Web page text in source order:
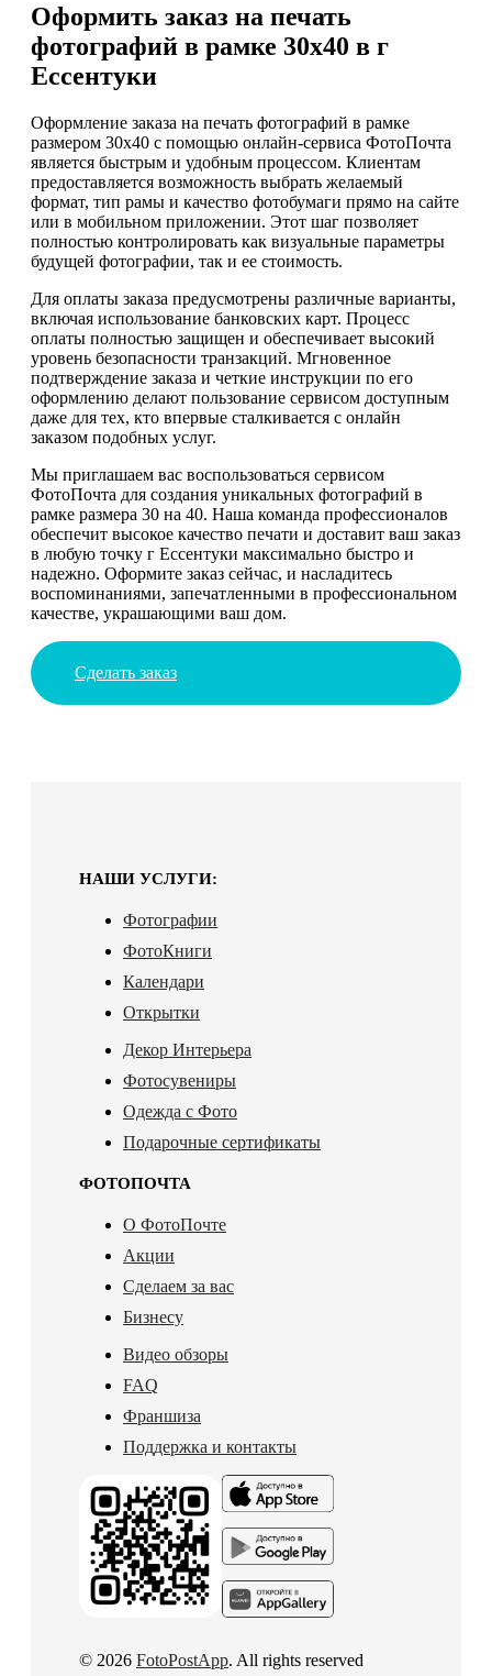
Оформить заказ на печать
фотографий в рамке 30х40 в г
Ессентуки
Оформление заказа на печать фотографий в рамке
размером 30х40 с помощью онлайн-сервиса ФотоПочта
является быстрым и удобным процессом. Клиентам
предоставляется возможность выбрать желаемый
формат, тип рамы и качество фотобумаги прямо на сайте
или в мобильном приложении. Этот шаг позволяет
полностью контролировать как визуальные параметры
будущей фотографии, так и ее стоимость.
Для оплаты заказа предусмотрены различные варианты,
включая использование банковских карт. Процесс
оплаты полностью защищен и обеспечивает высокий
уровень безопасности транзакций. Мгновенное
подтверждение заказа и четкие инструкции по его
оформлению делают пользование сервисом доступным
даже для тех, кто впервые сталкивается с онлайн
заказом подобных услуг.
Мы приглашаем вас воспользоваться сервисом
ФотоПочта для создания уникальных фотографий в
рамке размера 30 на 40. Наша команда профессионалов
обеспечит высокое качество печати и доставит ваш заказ
в любую точку г Ессентуки максимально быстро и
надежно. Оформите заказ сейчас, и насладитесь
воспоминаниями, запечатленными в профессиональном
качестве, украшающими ваш дом.
Сделать заказ
НАШИ УСЛУГИ:
Фотографии
ФотоКниги
Календари
Открытки
Декор Интерьера
Фотосувениры
Одежда с Фото
Подарочные сертификаты
ФОТОПОЧТА
О ФотоПочте
Акции
Сделаем за вас
Бизнесу
Видео обзоры
FAQ
Франшиза
Поддержка и контакты
© 2026 FotoPostApp. All rights reserved